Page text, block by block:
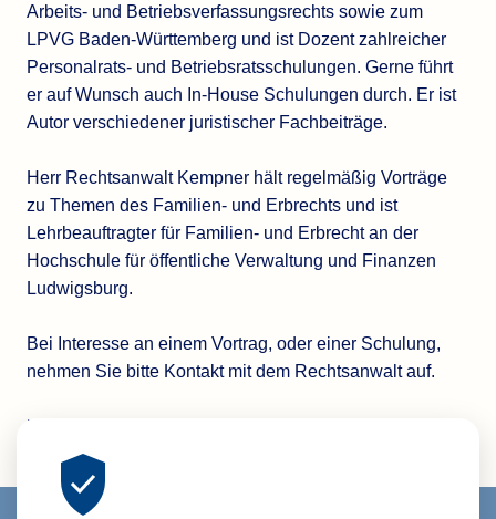
Arbeits- und Betriebsverfassungsrechts sowie zum
LPVG Baden-Württemberg und ist Dozent zahlreicher
Personalrats- und Betriebsratsschulungen. Gerne führt
er auf Wunsch auch In-House Schulungen durch. Er ist
Autor verschiedener juristischer Fachbeiträge.
Herr Rechtsanwalt Kempner hält regelmäßig Vorträge
zu Themen des Familien- und Erbrechts und ist
Lehrbeauftragter für Familien- und Erbrecht an der
Hochschule für öffentliche Verwaltung und Finanzen
Ludwigsburg.
Bei Interesse an einem Vortrag, oder einer Schulung,
nehmen Sie bitte Kontakt mit dem Rechtsanwalt auf.
Hier